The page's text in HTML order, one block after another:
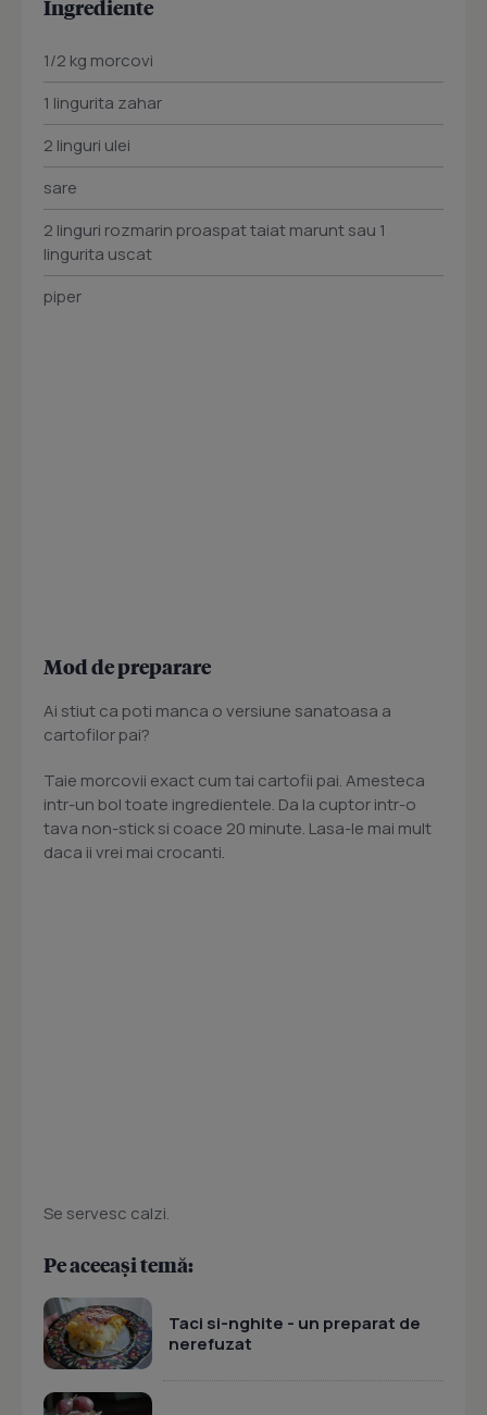
Ingrediente
1/2 kg morcovi
1 lingurita zahar
2 linguri ulei
sare
2 linguri rozmarin proaspat taiat marunt sau 1
lingurita uscat
piper
Mod de preparare
Ai stiut ca poti manca o versiune sanatoasa a
cartofilor pai?
Taie morcovii exact cum tai cartofii pai. Amesteca
intr-un bol toate ingredientele. Da la cuptor intr-o
tava non-stick si coace 20 minute. Lasa-le mai mult
daca ii vrei mai crocanti.
Se servesc calzi.
Pe aceeași temă:
Taci si-nghite - un preparat de
nerefuzat